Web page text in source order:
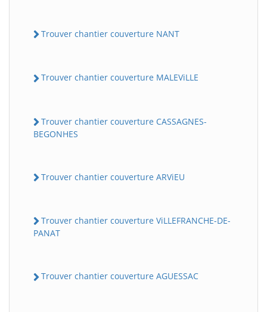
Trouver chantier couverture NANT
Trouver chantier couverture MALEViLLE
Trouver chantier couverture CASSAGNES-
BEGONHES
Trouver chantier couverture ARViEU
Trouver chantier couverture ViLLEFRANCHE-DE-
PANAT
Trouver chantier couverture AGUESSAC